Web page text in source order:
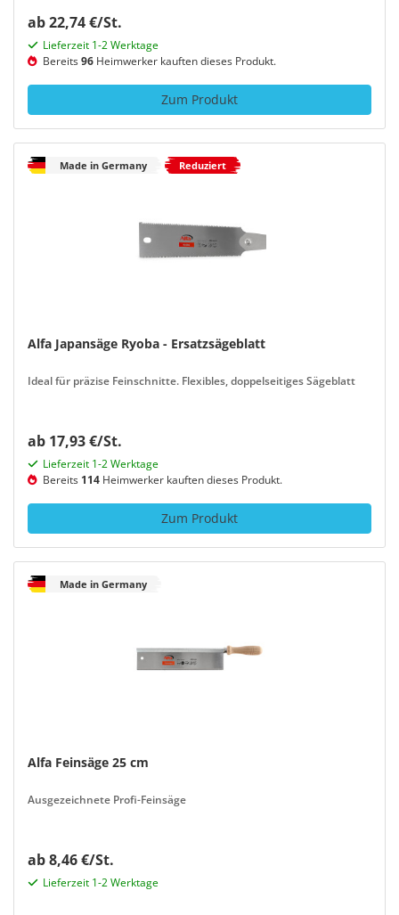
ab 22,74 €/St.
Lieferzeit 1-2 Werktage
Bereits96 Heimwerker kauften dieses Produkt.
Zum Produkt
Made in Germany Reduziert
Alfa Japansäge Ryoba - Ersatzsägeblatt
Ideal für präzise Feinschnitte. Flexibles, doppelseitiges Sägeblatt
ab 17,93 €/St.
Lieferzeit 1-2 Werktage
Bereits 114 Heimwerker kauften dieses Produkt.
Zum Produkt
Made in Germany
Alfa Feinsäge 25 cm
Ausgezeichnete Profi-Feinsäge
ab 8,46 €/St.
Lieferzeit 1-2 Werktage